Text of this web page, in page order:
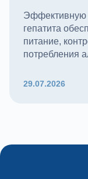
Эффективную
гепатита
питание,
потребления
29.07.2026